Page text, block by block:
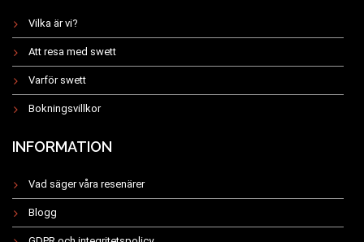
Vilka är vi?
Att resa med swett
Varför swett
Bokningsvillkor
INFORMATION
Vad säger våra resenärer
Blogg